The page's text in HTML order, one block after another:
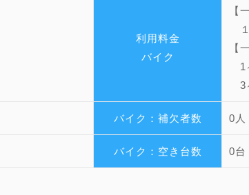
利用料金
バイク
【
【
1
3
バイク：補欠者数 0人
バイク：空き台数 0台